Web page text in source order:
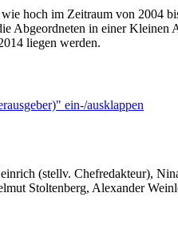
hoch im Zeitraum von 2004
Abgeordneten in einer Kleinen
liegen werden.
ein-/ausklappen
(stellv. Chefredakteur),
Stoltenberg, Alexander